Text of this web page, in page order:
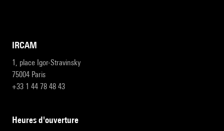
IRCAM
1, place Igor-Stravinsky
75004 Paris
+33 1 44 78 48 43
heures d'ouverture